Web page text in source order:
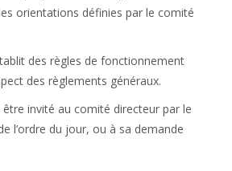
orientations définies par le comité
des règles de fonctionnement
des règlements généraux.
invité au comité directeur par le
l’ordre du jour, ou à sa demande